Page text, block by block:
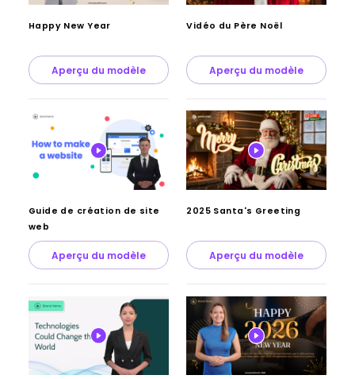
Happy New Year
Aperçu du modèle
Vidéo du Père Noël
Aperçu du modèle
Guide de création de site
web
Aperçu du modèle
2025 Santa's Greeting
Aperçu du modèle